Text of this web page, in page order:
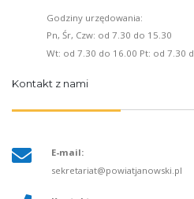
Godziny urzędowania:
Pn, Śr, Czw: od 7.30 do 15.30
Wt: od 7.30 do 16.00 Pt: od 7.30
Kontakt z nami
E-mail:
sekretariat@powiatjanowski.pl